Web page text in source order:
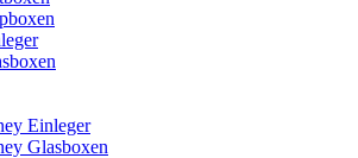
Einleger
Glasboxen